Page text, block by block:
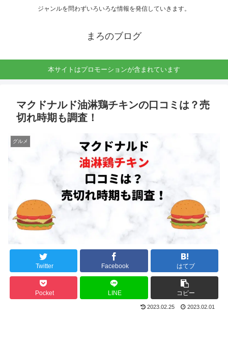
ジャンルを問わずいろいろな情報を発信していきます。
まろのブログ
本サイトはプロモーションが含まれています
マクドナルド油淋鶏チキンの口コミは？売
切れ時期も調査！
グルメ
Twitter Facebook はてブ
Pocket LINE コピー
2023.02.25 2023.02.01